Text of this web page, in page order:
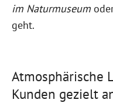
im Naturmuseum
geht.
Atmosphärische
Kunden gezielt